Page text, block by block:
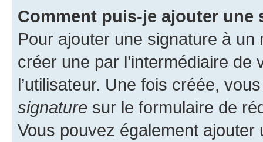
Comment puis-je ajouter une
Pour ajouter une signature à un
créer une par l’intermédiaire
l’utilisateur. Une fois créée,
signature sur le formulaire de
Vous pouvez également